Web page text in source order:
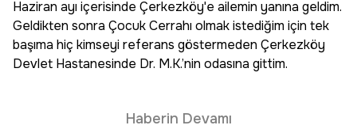
Haziran ayı içerisinde Çerkezköy'e ailemin yanına geldim.
Geldikten sonra Çocuk Cerrahı olmak istediğim için tek
başıma hiç kimseyi referans göstermeden Çerkezköy
Devlet Hastanesinde Dr. M.K.’nin odasına gittim.
Haberin Devamı